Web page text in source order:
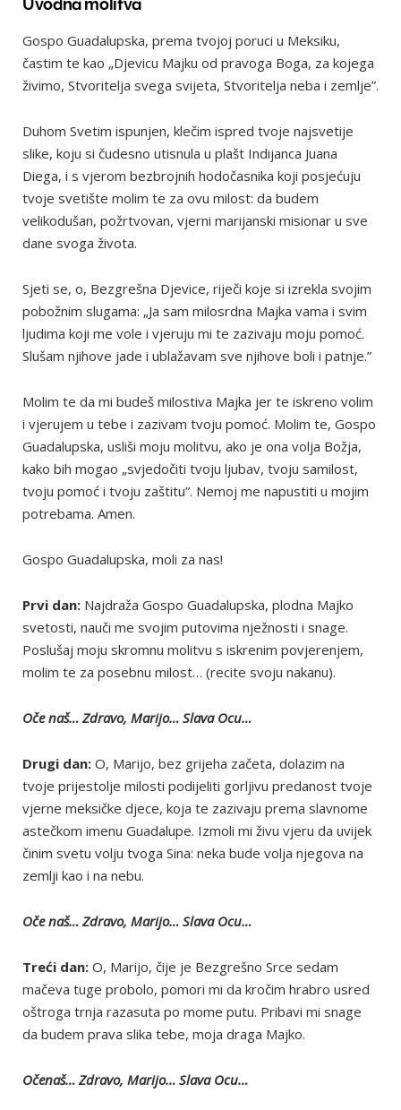
Uvodna molitva
Gospo Guadalupska, prema tvojoj poruci u Meksiku,
častim te kao „Djevicu Majku od pravoga Boga, za kojega
živimo, Stvoritelja svega svijeta, Stvoritelja neba i zemlje”.
Duhom Svetim ispunjen, klečim ispred tvoje najsvetije
slike, koju si čudesno utisnula u plašt Indijanca Juana
Diega, i s vjerom bezbrojnih hodočasnika koji posjećuju
tvoje svetište molim te za ovu milost: da budem
velikodušan, požrtvovan, vjerni marijanski misionar u sve
dane svoga života.
Sjeti se, o, Bezgrešna Djevice, riječi koje si izrekla svojim
pobožnim slugama: „Ja sam milosrdna Majka vama i svim
ljudima koji me vole i vjeruju mi te zazivaju moju pomoć.
Slušam njihove jade i ublažavam sve njihove boli i patnje.”
Molim te da mi budeš milostiva Majka jer te iskreno volim
i vjerujem u tebe i zazivam tvoju pomoć. Molim te, Gospo
Guadalupska, usliši moju molitvu, ako je ona volja Božja,
kako bih mogao „svjedočiti tvoju ljubav, tvoju samilost,
tvoju pomoć i tvoju zaštitu”. Nemoj me napustiti u mojim
potrebama. Amen.
Gospo Guadalupska, moli za nas!
Prvi dan: Najdraža Gospo Guadalupska, plodna Majko
svetosti, nauči me svojim putovima nježnosti i snage.
Poslušaj moju skromnu molitvu s iskrenim povjerenjem,
molim te za posebnu milost… (recite svoju nakanu).
Oče naš… Zdravo, Marijo… Slava Ocu…
Drugi dan: O, Marijo, bez grijeha začeta, dolazim na
tvoje prijestolje milosti podijeliti gorljivu predanost tvoje
vjerne meksičke djece, koja te zazivaju prema slavnome
astečkom imenu Guadalupe. Izmoli mi živu vjeru da uvijek
činim svetu volju tvoga Sina: neka bude volja njegova na
zemlji kao i na nebu.
Oče naš… Zdravo, Marijo… Slava Ocu…
Treći dan: O, Marijo, čije je Bezgrešno Srce sedam
mačeva tuge probolo, pomori mi da kročim hrabro usred
oštroga trnja razasuta po mome putu. Pribavi mi snage
da budem prava slika tebe, moja draga Majko.
Očenaš… Zdravo, Marijo… Slava Ocu…